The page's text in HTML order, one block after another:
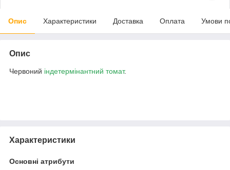
Опис Характеристики Доставка Оплата Умови
Опис
Червоний індетермінантний томат.
Характеристики
Основні атрибути